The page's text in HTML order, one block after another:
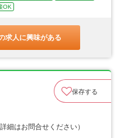
OK
求人に興味がある
保存する
はお問合せください）